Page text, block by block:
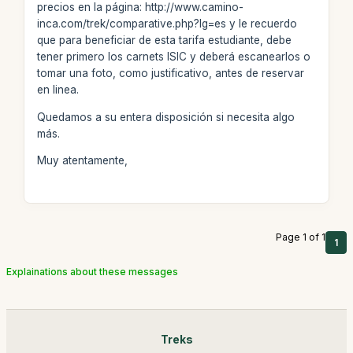
precios en la página: http://www.camino-
inca.com/trek/comparative.php?lg=es y le recuerdo
que para beneficiar de esta tarifa estudiante, debe
tener primero los carnets ISIC y deberá escanearlos o
tomar una foto, como justificativo, antes de reservar
en linea.
Quedamos a su entera disposición si necesita algo
más.
Muy atentamente,
Page 1 of 1 1
Explainations about these messages
Treks